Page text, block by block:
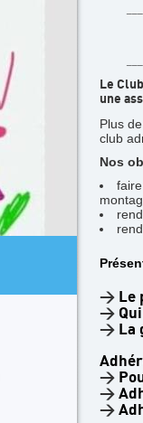
4
Le
une
Plus
club
Nos
> Le
>
> La
>
>
>